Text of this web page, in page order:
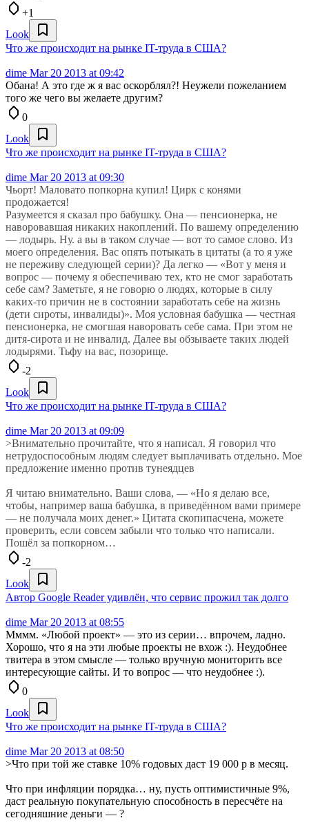
+1
Look
Что же происходит на рынке IT-труда в США?
dime Mar 20 2013 at 09:42
Обана! А это где ж я вас оскорблял?! Неужели пожеланием
того же чего вы желаете другим?
0
Look
Что же происходит на рынке IT-труда в США?
dime Mar 20 2013 at 09:30
Чьорт! Маловато попкорна купил! Цирк с конями
продожается!
Разумеется я сказал про бабушку. Она — пенсионерка, не
наворовавшая никаких накоплений. По вашему определению
— лодырь. Ну. а вы в таком случае — вот то самое слово. Из
моего определения. Вас опять потыкать в цитаты (а то я уже
не переживу следующей серии)? Да легко — «Вот у меня и
вопрос — почему я обеспечиваю тех, кто не смог заработать
себе сам? Заметьте, я не говорю о людях, которые в силу
каких-то причин не в состоянии заработать себе на жизнь
(дети сироты, инвалиды)». Моя условная бабушка — честная
пенсионерка, не смогшая наворовать себе сама. При этом не
дитя-сирота и не инвалид. Далее вы обзываете таких людей
лодырями. Тьфу на вас, позорище.
-2
Look
Что же происходит на рынке IT-труда в США?
dime Mar 20 2013 at 09:09
>Внимательно прочитайте, что я написал. Я говорил что
нетрудоспособным людям следует выплачивать отдельно. Мое
предложение именно против тунеядцев
Я читаю внимательно. Ваши слова, — «Но я делаю все,
чтобы, например ваша бабушка, в приведённом вами примере
— не получала моих денег.» Цитата скопипасчена, можете
проверить, если совсем забыли что только что написали.
Пошёл за попкорном…
-2
Look
Автор Google Reader удивлён, что сервис прожил так долго
dime Mar 20 2013 at 08:55
Мммм. «Любой проект» — это из серии… впрочем, ладно.
Хорошо, что я на эти любые проекты не вхож :). Неудобнее
твитера в этом смысле — только вручную мониторить все
интересующие сайты. И то вопрос — что неудобнее :).
0
Look
Что же происходит на рынке IT-труда в США?
dime Mar 20 2013 at 08:50
>Что при той же ставке 10% годовых даст 19 000 р в месяц.
Что при инфляции порядка… ну, пусть оптимистичные 9%,
даст реальную покупательную способность в пересчёте на
сегодняшние деньги — ?